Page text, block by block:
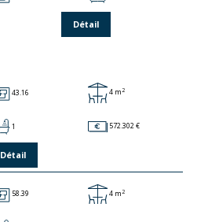
Détail
43.16 4 m2
1 572.302 €
Détail
58.39 4 m2